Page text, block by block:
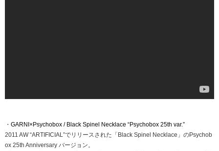
・ GARNI×Psychobox / Black Spinel Necklace “Psychobox 25th var.”
2011 AW “ARTIFICIAL”でリリースされた「Black Spinel Necklace」のPsychob
ox 25th Anniversary バージョン。